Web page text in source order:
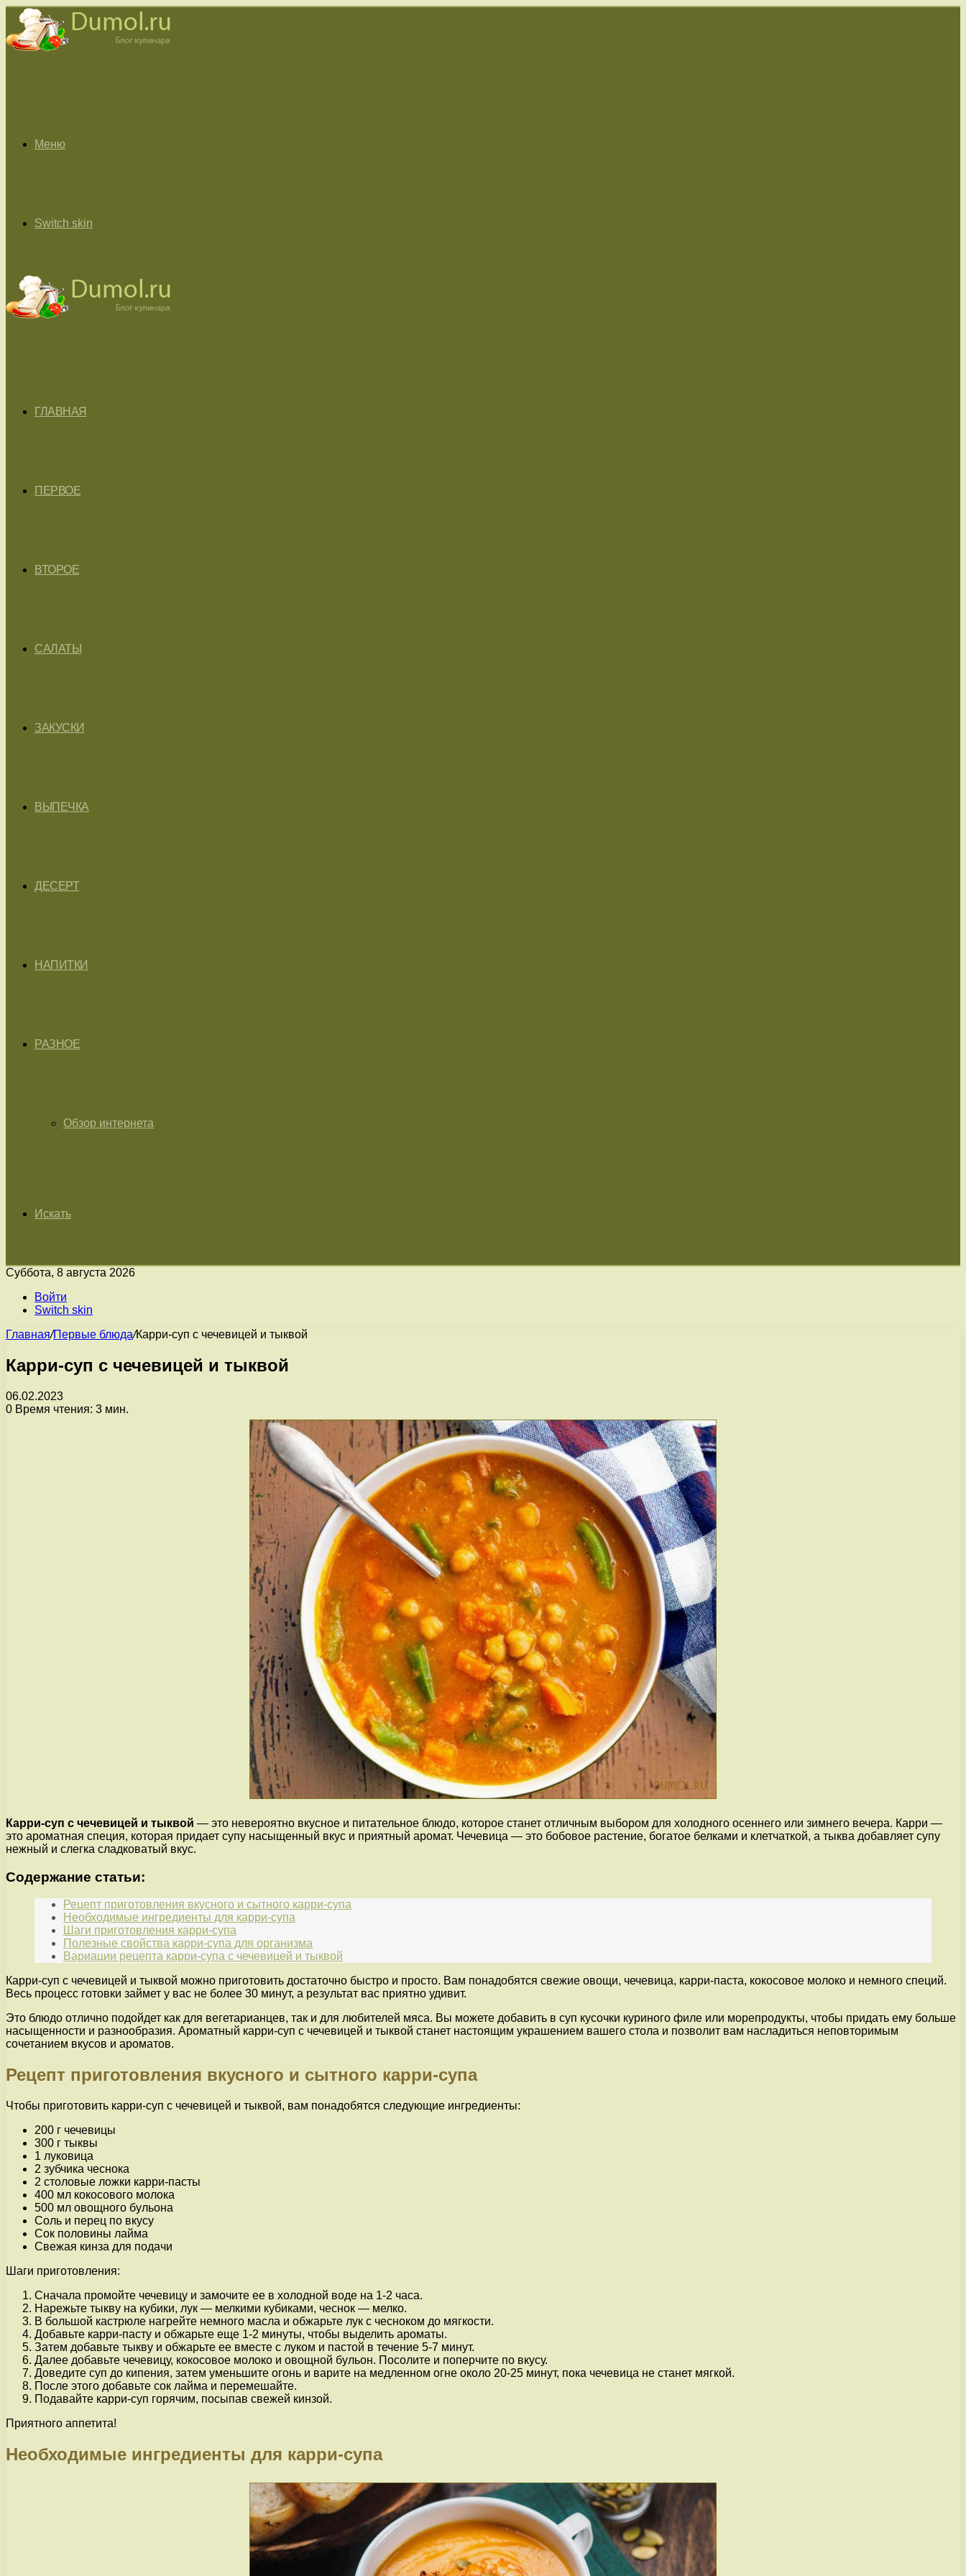
Меню
Switch skin
ГЛАВНАЯ
ПЕРВОЕ
ВТОРОЕ
САЛАТЫ
ЗАКУСКИ
ВЫПЕЧКА
ДЕСЕРТ
НАПИТКИ
РАЗНОЕ
Обзор интернета
Искать
Суббота, 8 августа 2026
Войти
Switch skin
Главная/Первые блюда/Карри-суп с чечевицей и тыквой
Карри-суп с чечевицей и тыквой
06.02.2023
0 Время чтения: 3 мин.
Карри-суп с чечевицей и тыквой — это невероятно вкусное и питательное блюдо, которое станет отличным выбором для холодного осеннего или зимнего вечера. Карри —
это ароматная специя, которая придает супу насыщенный вкус и приятный аромат. Чечевица — это бобовое растение, богатое белками и клетчаткой, а тыква добавляет супу
нежный и слегка сладковатый вкус.
Содержание статьи:
Рецепт приготовления вкусного и сытного карри-супа
Необходимые ингредиенты для карри-супа
Шаги приготовления карри-супа
Полезные свойства карри-супа для организма
Вариации рецепта карри-супа с чечевицей и тыквой
Карри-суп с чечевицей и тыквой можно приготовить достаточно быстро и просто. Вам понадобятся свежие овощи, чечевица, карри-паста, кокосовое молоко и немного специй.
Весь процесс готовки займет у вас не более 30 минут, а результат вас приятно удивит.
Это блюдо отлично подойдет как для вегетарианцев, так и для любителей мяса. Вы можете добавить в суп кусочки куриного филе или морепродукты, чтобы придать ему больше
насыщенности и разнообразия. Ароматный карри-суп с чечевицей и тыквой станет настоящим украшением вашего стола и позволит вам насладиться неповторимым
сочетанием вкусов и ароматов.
Рецепт приготовления вкусного и сытного карри-супа
Чтобы приготовить карри-суп с чечевицей и тыквой, вам понадобятся следующие ингредиенты:
200 г чечевицы
300 г тыквы
1 луковица
2 зубчика чеснока
2 столовые ложки карри-пасты
400 мл кокосового молока
500 мл овощного бульона
Соль и перец по вкусу
Сок половины лайма
Свежая кинза для подачи
Шаги приготовления:
Сначала промойте чечевицу и замочите ее в холодной воде на 1-2 часа.
Нарежьте тыкву на кубики, лук — мелкими кубиками, чеснок — мелко.
В большой кастрюле нагрейте немного масла и обжарьте лук с чесноком до мягкости.
Добавьте карри-пасту и обжарьте еще 1-2 минуты, чтобы выделить ароматы.
Затем добавьте тыкву и обжарьте ее вместе с луком и пастой в течение 5-7 минут.
Далее добавьте чечевицу, кокосовое молоко и овощной бульон. Посолите и поперчите по вкусу.
Доведите суп до кипения, затем уменьшите огонь и варите на медленном огне около 20-25 минут, пока чечевица не станет мягкой.
После этого добавьте сок лайма и перемешайте.
Подавайте карри-суп горячим, посыпав свежей кинзой.
Приятного аппетита!
Необходимые ингредиенты для карри-супа